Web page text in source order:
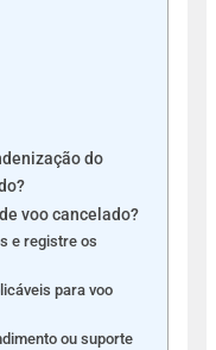
do
voo cancelado?
e registre os
para voo
ou suporte